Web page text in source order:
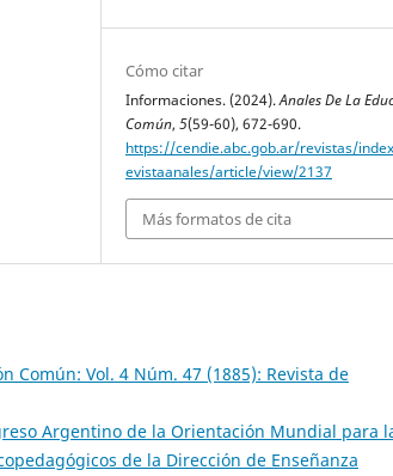
Cómo citar
Informaciones. (2024).Anales De La
Común, 5(59-60), 672-690.
https://cendie.abc.gob.ar/revistas/
evistaanales/article/view/2137
Más formatos de cita
Común: Vol. 4 Núm. 47 (1885): Revista de
Argentino de la Orientación Mundial para
de la Dirección de Enseñanza